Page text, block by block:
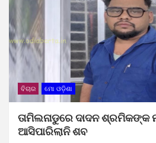
ବିଚାର ମୋ ଓଡ଼ିଶା
ତାମିଲନାଡୁରେ ଦାଦନ ଶ୍ରମିକଙ୍କ
ଆସିପାରିଲାନି ଶବ